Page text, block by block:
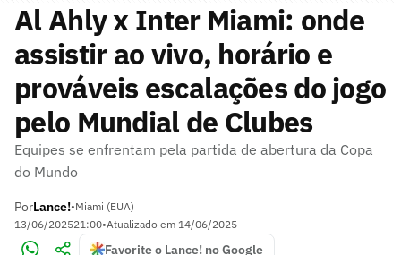
Al Ahly x Inter Miami: onde
assistir ao vivo, horário e
prováveis escalações do jogo
pelo Mundial de Clubes
Equipes se enfrentam pela partida de abertura da Copa
do Mundo
PorLance!•Miami (EUA)
13/06/202521:00•Atualizado em 14/06/2025
Favorite o Lance! no Google